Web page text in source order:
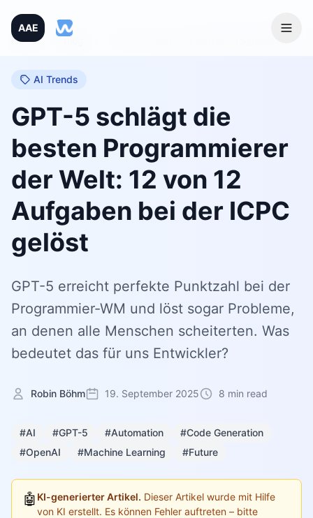
AAE
Home
Blog
AI Trends
GPT-5 schlägt die
besten Programmierer
der Welt: 12 von 12
Aufgaben bei der ICPC
gelöst
GPT-5 erreicht perfekte Punktzahl bei der
Programmier-WM und löst sogar Probleme,
an denen alle Menschen scheiterten. Was
bedeutet das für uns Entwickler?
Robin Böhm 19. September 2025 8 min read
#AI #GPT-5 #Automation
#Code Generation
#OpenAI
#Machine Learning #Future
🤖 KI-generierter Artikel. Dieser Artikel wurde mit Hilfe
von KI erstellt. Es können Fehler auftreten – bitte